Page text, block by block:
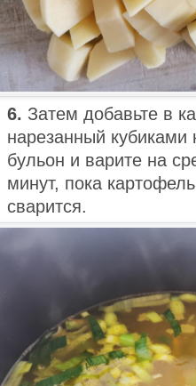
6. Затем добавьте в
нарезанный кубиками
бульон и варите на
минут, пока
сварится.